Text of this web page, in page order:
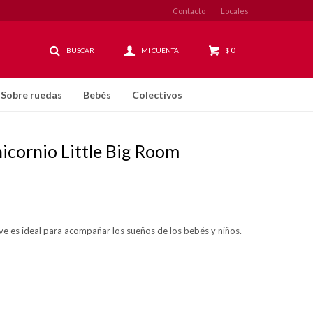
Sobre ruedas Bebés Colectivos
$ 0
Contacto Locales
Little Big Room
es ideal para acompañar los sueños de los bebés y niños.